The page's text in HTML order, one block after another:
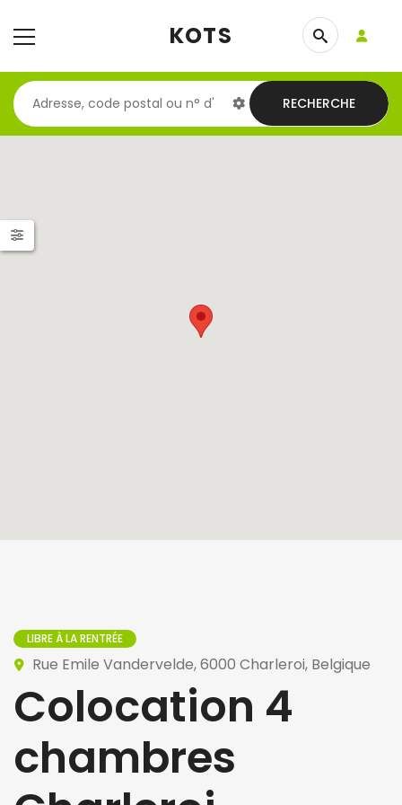
KOTS
RECHERCHE
LIBRE À LA RENTRÉE
Rue Emile Vandervelde, 6000 Charleroi, Belgique
Colocation 4
chambres